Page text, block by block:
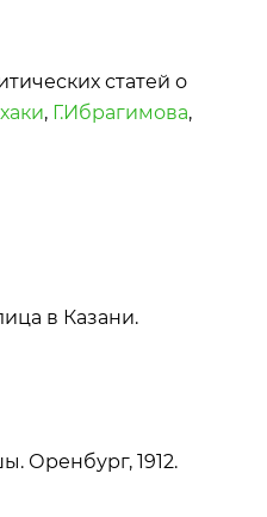
статей о
, Г.Ибрагимова,
в Казани.
Оренбург, 1912.